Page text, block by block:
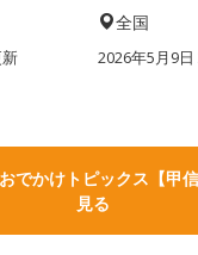
全国
2026年5月9
でかけトピックス【甲
見る